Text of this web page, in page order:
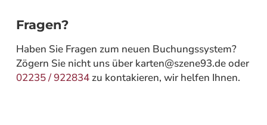
Fragen?
Haben Sie Fragen zum neuen Buchungssystem?
Zögern Sie nicht uns über karten@szene93.de oder
02235 / 922834zu kontakieren, wir helfen Ihnen.